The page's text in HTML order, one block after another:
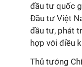
đầu tư quốc
Đầu tư Việt
đầu tư, phát
hợp với điều
Thủ tướng